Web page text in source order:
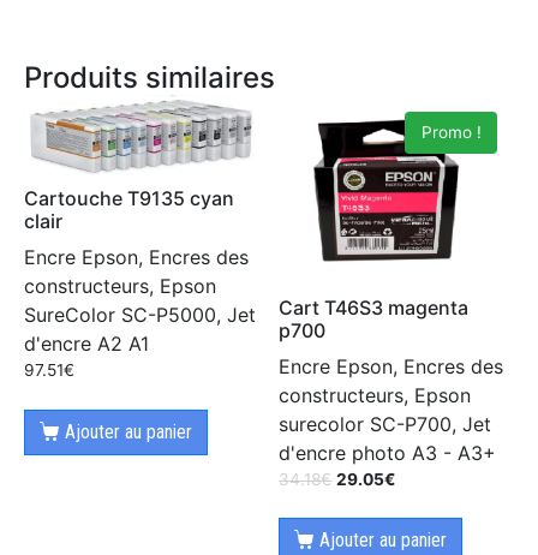
Produits similaires
Cartouche T9135 cyan
clair
Encre Epson, Encres des
constructeurs, Epson
SureColor SC-P5000, Jet
d'encre A2 A1
97.51€
Ajouter au panier
Promo !
Cart T46S3 magenta
p700
Encre Epson, Encres des
constructeurs, Epson
surecolor SC-P700, Jet
d'encre photo A3 - A3+
34.18€ 29.05€
Ajouter au panier